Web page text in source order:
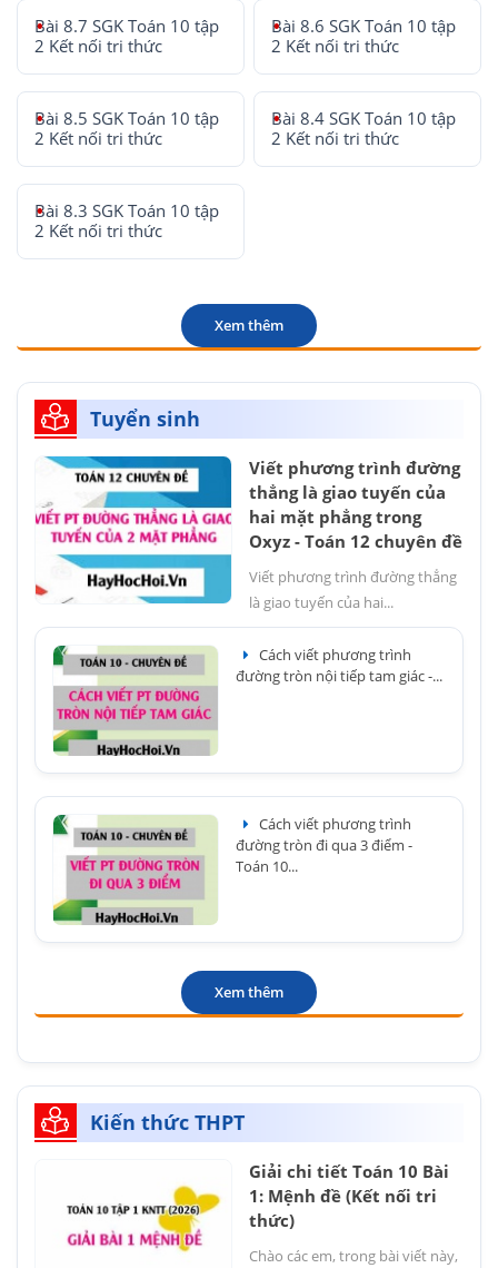
Bài 8.7 SGK Toán 10 tập
2 Kết nối tri thức
Bài 8.6 SGK Toán 10 tập
2 Kết nối tri thức
Bài 8.5 SGK Toán 10 tập
2 Kết nối tri thức
Bài 8.4 SGK Toán 10 tập
2 Kết nối tri thức
Bài 8.3 SGK Toán 10 tập
2 Kết nối tri thức
Xem thêm
Tuyển sinh
Viết phương trình đường
thẳng là giao tuyến của
hai mặt phẳng trong
Oxyz - Toán 12 chuyên đề
Viết phương trình đường thẳng
là giao tuyến của hai...
Cách viết phương trình
đường tròn nội tiếp tam giác -...
Cách viết phương trình
đường tròn đi qua 3 điểm -
Toán 10...
Xem thêm
Kiến thức THPT
Giải chi tiết Toán 10 Bài
1: Mệnh đề (Kết nối tri
thức)
Chào các em, trong bài viết này,